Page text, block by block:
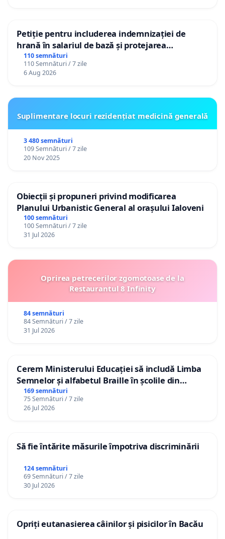
Petiție pentru includerea indemnizației de
hrană în salariul de bază și protejarea
gradațiilor de vechime pentru asistenții
personali
110 semnături
110 Semnături / 7 zile
6 Aug 2026
Suplimentare locuri rezidențiat medicină generală
3 480 semnături
109 Semnături / 7 zile
20 Nov 2025
Obiecții și propuneri privind modificarea
Planului Urbanistic General al orașului Ialoveni
100 semnături
100 Semnături / 7 zile
31 Jul 2026
Oprirea petrecerilor zgomotoase de la
Restaurantul 8 Infinity
84 semnături
84 Semnături / 7 zile
31 Jul 2026
Cerem Ministerului Educației să includă Limba
Semnelor și alfabetul Braille în școlile din
Republica Moldova!
169 semnături
75 Semnături / 7 zile
26 Jul 2026
Să fie întărite măsurile împotriva discriminării
124 semnături
69 Semnături / 7 zile
30 Jul 2026
Opriți eutanasierea câinilor și pisicilor în Bacău